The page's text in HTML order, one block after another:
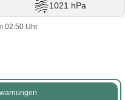
1021 hPa
02:50 Uhr